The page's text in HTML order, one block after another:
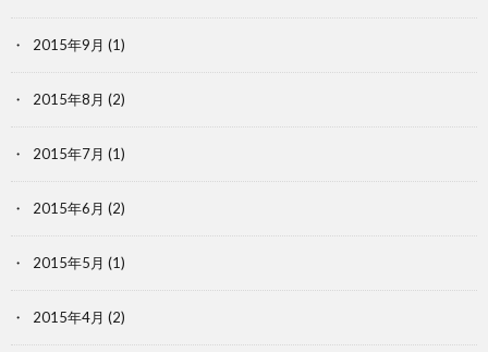
2015年9月 (1)
2015年8月 (2)
2015年7月 (1)
2015年6月 (2)
2015年5月 (1)
2015年4月 (2)